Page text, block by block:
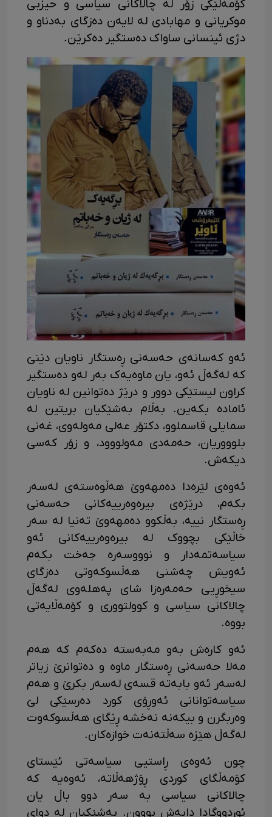
کۆمەڵێکی زۆر لە چالاکانی سیاسی و حیزبی
موکریانی و مهابادی لە لایەن دەزگای بەدناو و
دژی ئینسانی ساواک دەستگیر دەکرێن.
ئەو کەسانەی حەسەنی ڕەستگار ناویان دێنێ
کە لەگەڵ ئەو، یان ماوەیەک بەر لەو دەستگیر
کراون لیستێکی دوور و درێژ دەتوانین لە ناویان
ئامادە بکەین. بەڵام بەشێکیان بریتین لە
سمایلی قاسملوو، دکتۆر عەلی مەولەوی، غەنی
بلوووریان، حەمەدی مەولووود، و زۆر کەسی
دیکەش.
ئەوەی لێرەدا دەمهەوێ هەڵوەستەی لەسەر
بکەم، درێژەی بیرەوەرییەکانی حەسەنی
ڕەستگار نییە، بەڵکوو دەمهەوێ تەنیا لە سەر
خاڵێکی بچووک لە بیرەوەرییەکانی ئەو
سیاسەتمەدار و نوووسەرە جەخت بکەم
ئەویش چەشنی هەڵسوکەوتی دەزگای
سیخوڕیی حەمەرەزا شای پەهلەوی لەگەڵ
چالاکانی سیاسی و کوولتووری و کۆمەڵایەتی
بووە.
ئەو کارەش بەو مەبەستە دەکەم کە هەم
مەلا حەسەنی ڕەستگار ماوە و دەتوانرێ زیاتر
لەسەر ئەو بابەتە قسەی لەسەر بکرێ و هەم
سیاسەتوانانی ئەوڕۆی کورد دەرسێکی لێ
وەربگرن و بیکەنە نەخشە ڕێگای هەڵسوکەوت
لەگەڵ هێزە سەڵتەنەت خوازەکان.
چون ئەوەی ڕاستیی سیاسەتی ئێستای
کۆمەڵگای کوردی ڕۆژهەڵاتە، ئەوەیە کە
چالاکانی سیاسی بە سەر دوو باڵ یان
ئوردووگادا دابەش بووون. بەشێکیان لە دوای